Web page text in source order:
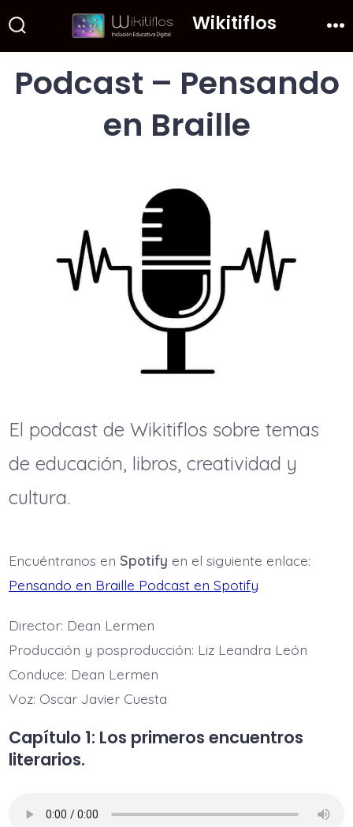
la
búsqueda
Wikitiflos
Podcast – Pensando
en Braille
El podcast de Wikitiflos sobre temas
de educación, libros, creatividad y
cultura.
Encuéntranos en Spotify en el siguiente enlace:
Pensando en Braille Podcast en Spotify
Director: Dean Lermen
Producción y posproducción: Liz Leandra León
Conduce: Dean Lermen
Voz: Oscar Javier Cuesta
Capítulo 1: Los primeros encuentros
literarios.